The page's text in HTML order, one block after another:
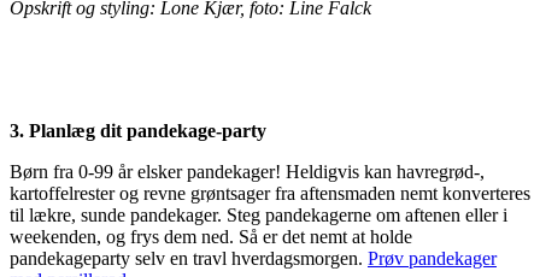
Opskrift og styling: Lone Kjær, foto: Line Falck
3. Planlæg dit pandekage-party
Børn fra 0-99 år elsker pandekager! Heldigvis kan havregrød-,
kartoffelrester og revne grøntsager fra aftensmaden nemt konverteres
til lækre, sunde pandekager. Steg pandekagerne om aftenen eller i
weekenden, og frys dem ned. Så er det nemt at holde
pandekageparty selv en travl hverdagsmorgen. Prøv pandekager